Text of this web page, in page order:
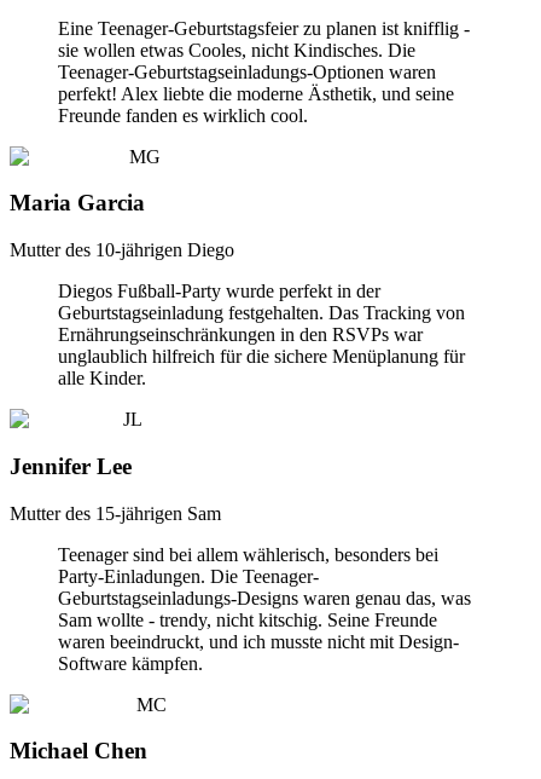
Eine Teenager-Geburtstagsfeier zu planen ist knifflig -
sie wollen etwas Cooles, nicht Kindisches. Die
Teenager-Geburtstagseinladungs-Optionen waren
perfekt! Alex liebte die moderne Ästhetik, und seine
Freunde fanden es wirklich cool.
MG
Maria Garcia
Mutter des 10-jährigen Diego
Diegos Fußball-Party wurde perfekt in der
Geburtstagseinladung festgehalten. Das Tracking von
Ernährungseinschränkungen in den RSVPs war
unglaublich hilfreich für die sichere Menüplanung für
alle Kinder.
JL
Jennifer Lee
Mutter des 15-jährigen Sam
Teenager sind bei allem wählerisch, besonders bei
Party-Einladungen. Die Teenager-
Geburtstagseinladungs-Designs waren genau das, was
Sam wollte - trendy, nicht kitschig. Seine Freunde
waren beeindruckt, und ich musste nicht mit Design-
Software kämpfen.
MC
Michael Chen